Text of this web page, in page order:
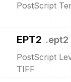
PostScript
EPT2 .ept2
PostScript
TIFF